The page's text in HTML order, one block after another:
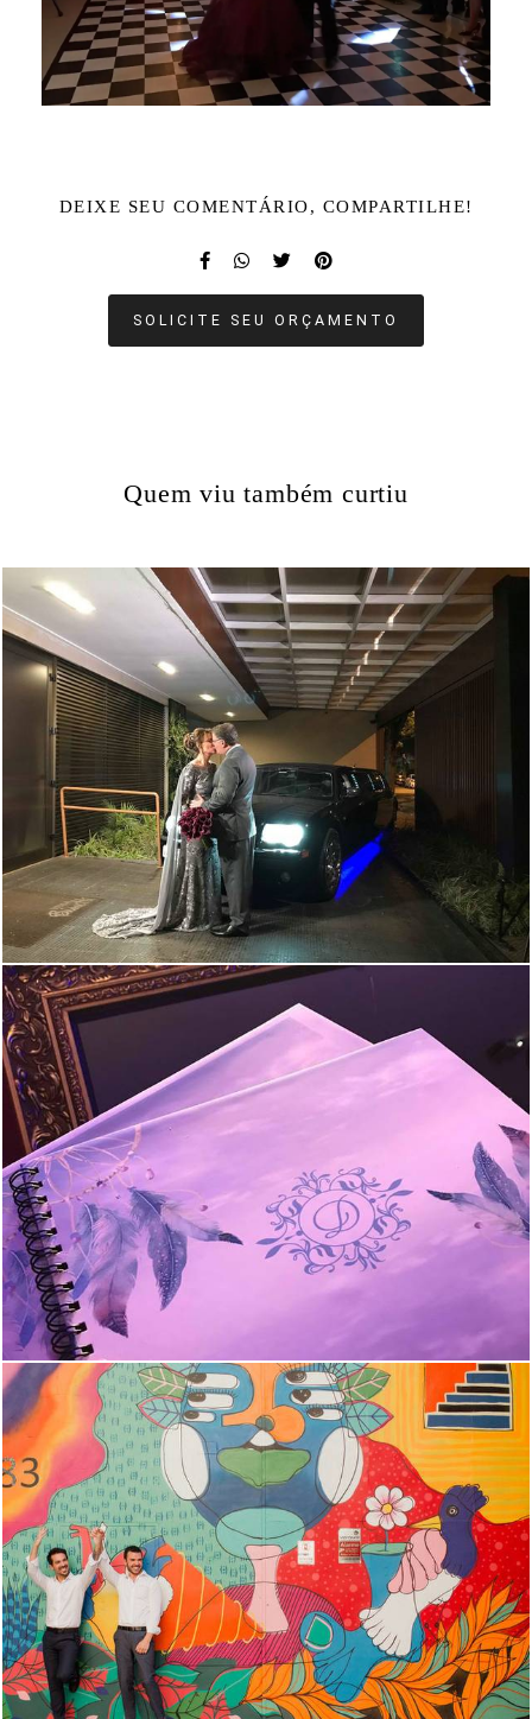
DEIXE SEU COMENTÁRIO, COMPARTILHE!
SOLICITE SEU ORÇAMENTO
Quem viu também curtiu
1535 22
1746 22
1058 22